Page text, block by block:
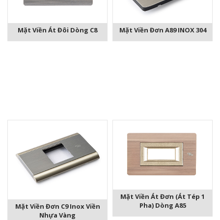
Mặt Viền Át Đôi Dòng C8 Mặt Viền Đơn A89 INOX 304
Mặt Viền Đơn C9 Inox Viền
Nhựa Vàng
Mặt Viền Át Đơn (át Tép 1
Pha) Dòng A85